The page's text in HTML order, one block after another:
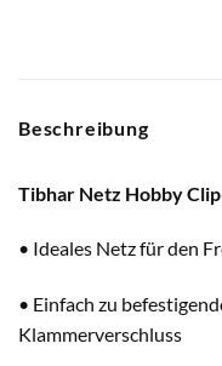
Beschreibung
Tibhar Netz Hobby
• Ideales Netz für den
• Einfach zu
Klammerverschluss